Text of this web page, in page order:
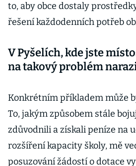
to, aby obce dostaly
řešení každodenních potřeb
V Pyšelích, kde jste
na takový problém
Konkrétním příkladem může
To, jakým způsobem stále
zdůvodnili a získali peníze na
rozšíření kapacity školy, mě
posuzování žádostí o dotace